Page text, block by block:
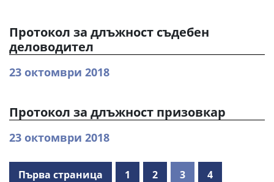
Протокол за длъжност съдебен
деловодител
23 октомври 2018
Протокол за длъжност призовкар
23 октомври 2018
Първа страница 1 2 3 4